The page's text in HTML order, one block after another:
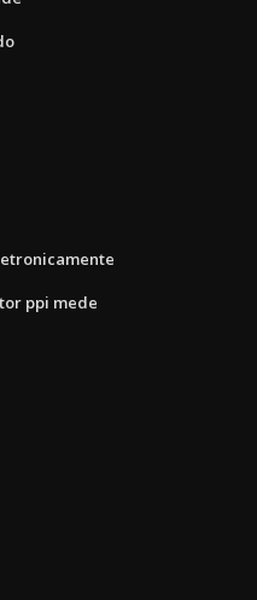
ppi mede